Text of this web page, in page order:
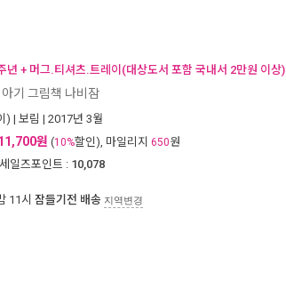
년 + 머그.티셔츠.트레이(대상도서 포함 국내서 2만원 이상)
아기 그림책 나비잠
) | 보림 | 2017년 3월
원 (10%할인), 마일리지 650원
일즈포인트 : 10,078
11시 잠들기전 배송 지역변경